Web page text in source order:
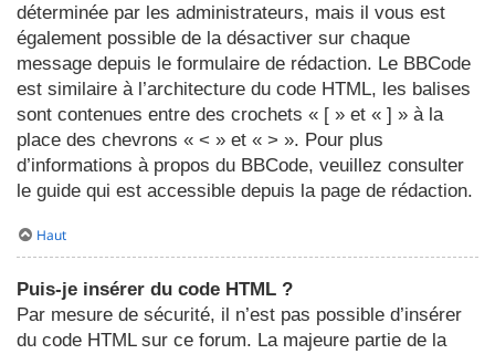
déterminée par les administrateurs, mais il vous est
également possible de la désactiver sur chaque
message depuis le formulaire de rédaction. Le BBCode
est similaire à l’architecture du code HTML, les balises
sont contenues entre des crochets « [ » et « ] » à la
place des chevrons « < » et « > ». Pour plus
d’informations à propos du BBCode, veuillez consulter
le guide qui est accessible depuis la page de rédaction.
Haut
Puis-je insérer du code HTML ?
Par mesure de sécurité, il n’est pas possible d’insérer
du code HTML sur ce forum. La majeure partie de la